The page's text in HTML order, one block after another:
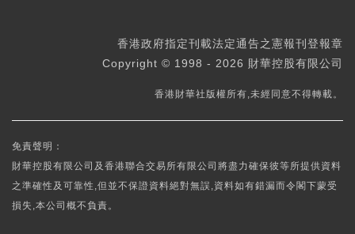
香港政府指定刊載法定通告之憲報刊登報章
Copyright © 1998 - 2026 財華控股有限公司
香港財華社版權所有,未經同意不得轉載。
免責聲明：
財華控股有限公司及香港聯合交易所有限公司將盡力確保彼等所提供資料
之準確性及可靠性,但並不保證資料絕對無誤,資料如有錯漏而令閣下蒙受
損失,本公司概不負責。